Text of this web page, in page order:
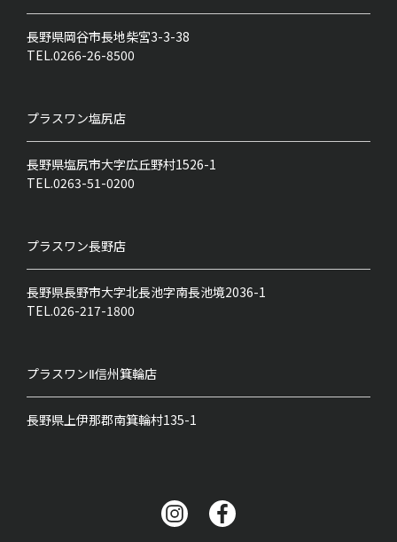
長野県岡谷市長地柴宮3-3-38
TEL.0266-26-8500
プラスワン塩尻店
長野県塩尻市大字広丘野村1526-1
TEL.0263-51-0200
プラスワン長野店
長野県長野市大字北長池字南長池境2036-1
TEL.026-217-1800
プラスワンⅡ信州箕輪店
長野県上伊那郡南箕輪村135-1